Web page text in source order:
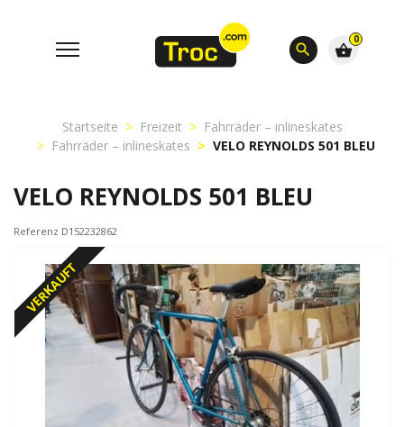
search
0
shopping_basket
Startseite Freizeit
Fahrräder – inlineskates
Fahrräder – inlineskates
VELO REYNOLDS 501 BLEU
VELO REYNOLDS 501 BLEU
Referenz D152232862
VERKAUFT